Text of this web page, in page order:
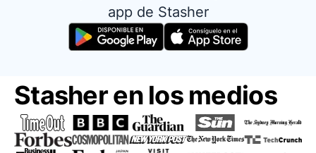
app de Stasher
Stasher en los medios